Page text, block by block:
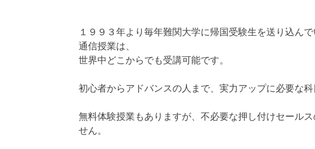
１９９３年より毎年難関大学に帰国受験生を送り込ん
通信授業は、
世界中どこからでも受講可能です。
初心者からアドバンスの人まで、実力アップに必要な科
無料体験授業もありますが、不必要な押し付けセール
せん。